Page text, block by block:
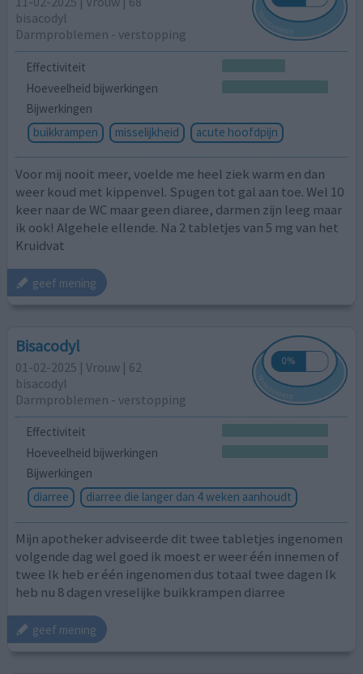
bisacodyl
Darmproblemen - verstopping
Effectiviteit
Hoeveelheid bijwerkingen
Bijwerkingen
buikkrampen
misselijkheid acute hoofdpijn
Voor mij nooit meer, voelde me heel ziek warm en dan
weer koud met kippenvel. Spugen tot gal aan toe. Wel 10
keer naar de WC maar geen diaree, darmen zijn leeg maar
ik ook! Algehele ellende. Na 2 tabletjes van 5 mg van het
Kruidvat
geef mening
Bisacodyl
01-02-2025 | Vrouw | 62
bisacodyl
Darmproblemen - verstopping
Effectiviteit
Hoeveelheid bijwerkingen
Bijwerkingen
diarree
diarree die langer dan 4 weken aanhoudt
Mijn apotheker adviseerde dit twee tabletjes ingenomen
volgende dag wel goed ik moest er weer één innemen of
twee Ik heb er één ingenomen dus totaal twee dagen Ik
heb nu 8 dagen vreselijke buikkrampen diarree
geef mening